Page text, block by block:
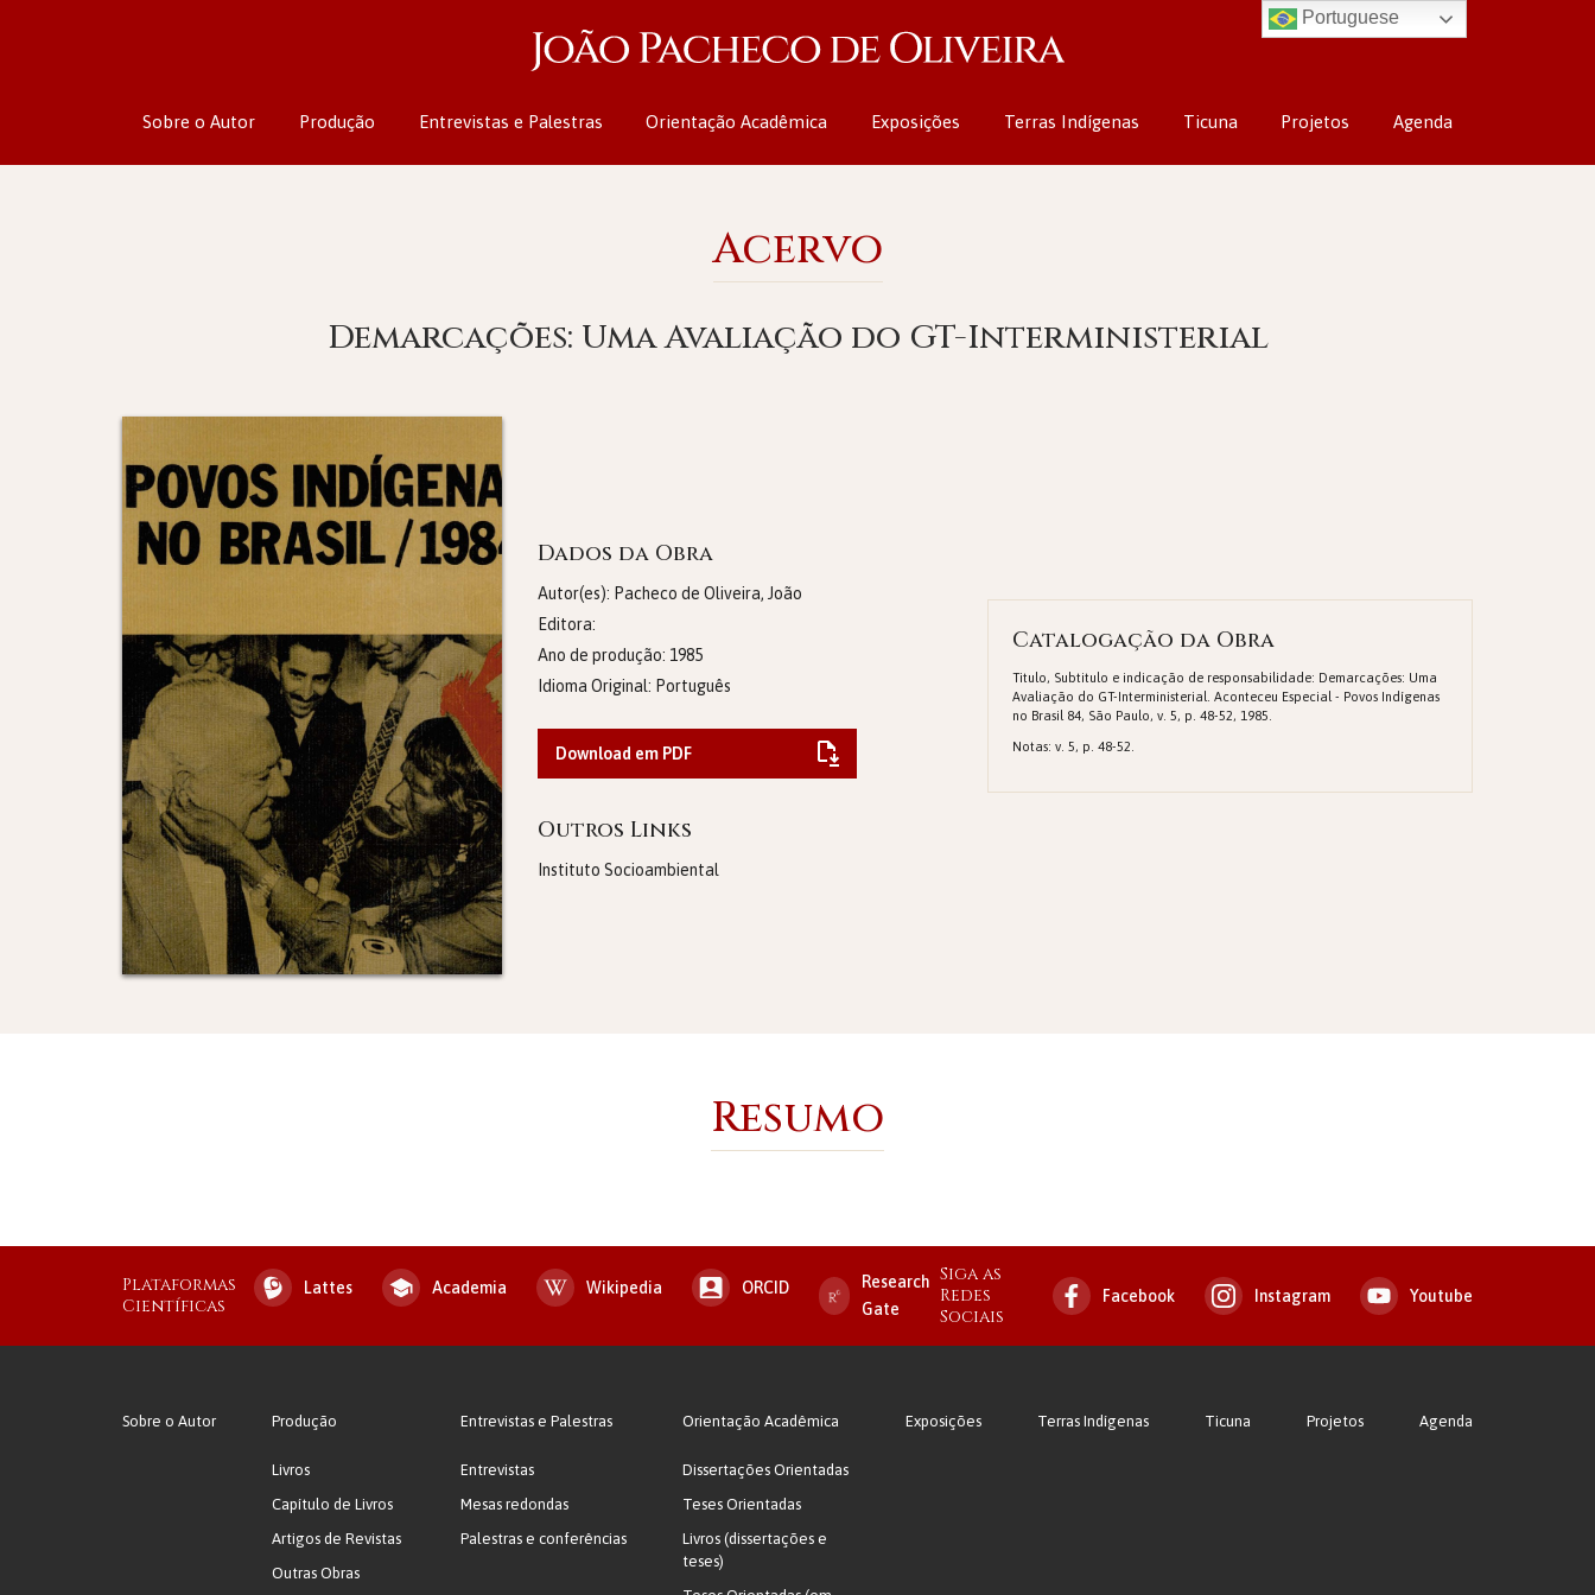
Sobre o Autor Produção Entrevistas e Palestras Orientação Acadêmica Exposições Terras Indígenas Ticuna Projetos Agenda
Acervo
Demarcações: Uma Avaliação do GT-Interministerial
Dados da Obra
Autor(es): Pacheco de Oliveira, João
Editora:
Ano de produção: 1985
Idioma Original: Português
Download em PDF
Outros Links
Instituto Socioambiental
Catalogação da Obra
Titulo, Subtitulo e indicação de responsabilidade: Demarcações: Uma
Avaliação do GT-Interministerial. Aconteceu Especial - Povos Indígenas
no Brasil 84, São Paulo, v. 5, p. 48-52, 1985.
Notas: v. 5, p. 48-52.
Resumo
Plataformas
Científicas
Lattes Academia Wikipedia ORCID
Research
Gate
Siga as
Redes
Sociais
Facebook Instagram Youtube
Sobre o Autor Produção
Livros
Capítulo de Livros
Artigos de Revistas
Outras Obras
Entrevistas e Palestras
Entrevistas
Mesas redondas
Palestras e conferências
Orientação Acadêmica
Dissertações Orientadas
Teses Orientadas
Livros (dissertações e
teses)
Exposições Terras Indígenas Ticuna Projetos Agenda
Portuguese